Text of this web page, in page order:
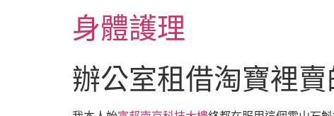
身體護理
辦公室租借淘寶裡